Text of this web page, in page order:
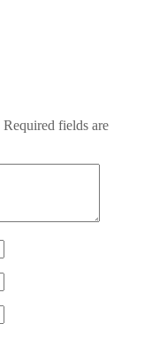
Required fields are